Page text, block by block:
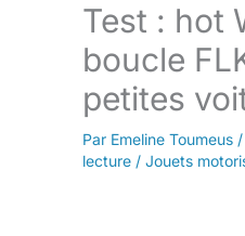
Test : hot
boucle
petites
Par Emeline Toumeus /
lecture / Jouets